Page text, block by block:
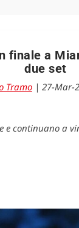
finale a
due set
Tramo| 27-Mar-
continuano a